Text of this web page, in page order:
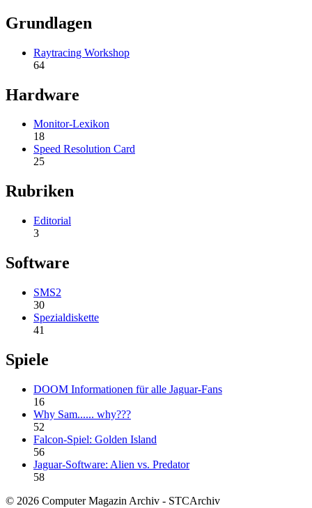
Grundlagen
Raytracing Workshop
64
Hardware
Monitor-Lexikon
18
Speed Resolution Card
25
Rubriken
Editorial
3
Software
SMS2
30
Spezialdiskette
41
Spiele
DOOM Informationen für alle Jaguar-Fans
16
Why Sam...... why???
52
Falcon-Spiel: Golden Island
56
Jaguar-Software: Alien vs. Predator
58
© 2026 Computer Magazin Archiv - STCArchiv